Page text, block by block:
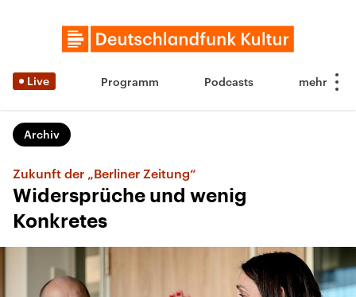
Live Programm Podcasts
Archiv
Zukunft der „Berliner Zeitung“
Widersprüche und wenig
Konkretes